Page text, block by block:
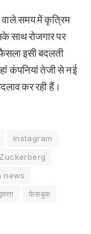
समय में कृत्रिम
साथ रोजगार पर
इसी बदलती
कंपनियां तेजी से नई
कर रही हैं।
Instagram
news
फेसबुक